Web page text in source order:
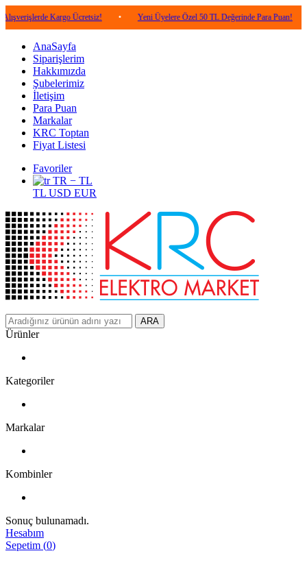
Kargo Ücretsiz! • Yeni Üyelere Özel 50 TL Değerinde Para Puan! •
AnaSayfa
Siparişlerim
Hakkımızda
Şubelerimiz
İletişim
Para Puan
Markalar
KRC Toptan
Fiyat Listesi
Favoriler
TR − TL
TL USD EUR
ARA
Ürünler
Kategoriler
Markalar
Kombinler
Sonuç bulunamadı.
Hesabım
Sepetim (0)